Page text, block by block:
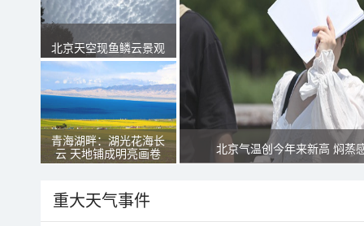
北京天空现鱼鳞云景观
青海湖畔：湖光花海长
云 天地铺成明亮画卷
北京气温创今年来新高 焖蒸
重大天气事件